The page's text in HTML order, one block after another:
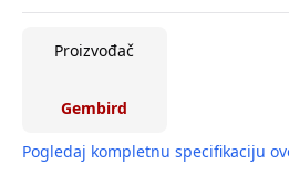
Proizvođač
Gembird
Pogledaj kompletnu specifikaciju